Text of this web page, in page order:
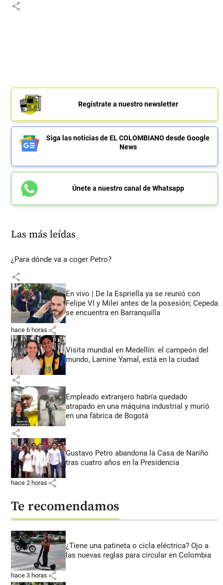
share
Regístrate a nuestro newsletter
Siga las noticias de EL COLOMBIANO desde Google
News
Únete a nuestro canal de Whatsapp
Las más leídas
¿Para dónde va a coger Petro?
share
En vivo | De la Espriella ya se reunió con
Felipe VI y Milei antes de la posesión; Cepeda
se encuentra en Barranquilla
hace 6 horas share
Visita mundial en Medellín: el campeón del
mundo, Lamine Yamal, está en la ciudad
share
Empleado extranjero habría quedado
atrapado en una máquina industrial y murió
en una fábrica de Bogotá
share
Gustavo Petro abandona la Casa de Nariño
tras cuatro años en la Presidencia
hace 2 horas share
Te recomendamos
¿Tiene una patineta o cicla eléctrica? Ojo a
las nuevas reglas para circular en Colombia
hace 3 horas share